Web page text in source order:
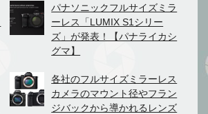
パナソニックフルサイズミラ
ーレス「LUMIX S1シリー
ズ」が発表！【パナライカシ
グマ】
各社のフルサイズミラーレス
カメラのマウント径やフラン
ジバックから導かれるレンズ